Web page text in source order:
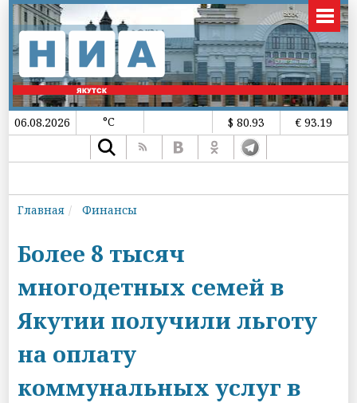
06.08.2026 °C $ 80.93 € 93.19
Главная Финансы
Более 8 тысяч
многодетных семей в
Якутии получили льготу
на оплату
коммунальных услуг в